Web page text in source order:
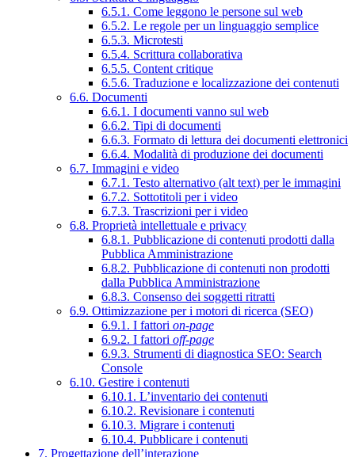
6.5.1. Come leggono le persone sul web
6.5.2. Le regole per un linguaggio semplice
6.5.3. Microtesti
6.5.4. Scrittura collaborativa
6.5.5. Content critique
6.5.6. Traduzione e localizzazione dei contenuti
6.6. Documenti
6.6.1. I documenti vanno sul web
6.6.2. Tipi di documenti
6.6.3. Formato di lettura dei documenti elettronici
6.6.4. Modalità di produzione dei documenti
6.7. Immagini e video
6.7.1. Testo alternativo (alt text) per le immagini
6.7.2. Sottotitoli per i video
6.7.3. Trascrizioni per i video
6.8. Proprietà intellettuale e privacy
6.8.1. Pubblicazione di contenuti prodotti dalla
Pubblica Amministrazione
6.8.2. Pubblicazione di contenuti non prodotti
dalla Pubblica Amministrazione
6.8.3. Consenso dei soggetti ritratti
6.9. Ottimizzazione per i motori di ricerca (SEO)
6.9.1. I fattori on-page
6.9.2. I fattori off-page
6.9.3. Strumenti di diagnostica SEO: Search
Console
6.10. Gestire i contenuti
6.10.1. L’inventario dei contenuti
6.10.2. Revisionare i contenuti
6.10.3. Migrare i contenuti
6.10.4. Pubblicare i contenuti
7. Progettazione dell’interazione